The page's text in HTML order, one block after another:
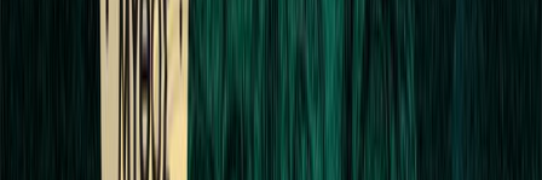
αποφάσισε να μοιραστεί τις ιστορίες των αρχαίων στο διαδίκτυο, το
Εγχειρίδιο μυθικών πλασμάτων επαναφέρει τα πλάσματα των
μύθων στο προσκήνιο για να δείξει ότι πίσω από το καθένα
κρύβεται ο ίδιος ο άνθρωπος που τα «γέννησε», σε μια προσπάθεια
να μιλήσει για τις πιο σκοτεινές και επικίνδυνες πλευρές της ίδιας
του της ύπαρξης.